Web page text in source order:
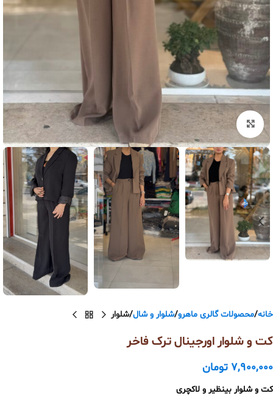
بزرگنمایی تصویر
خانه محصولات گالری ماهرو شلوار و شال شلوار
کت و شلوار اورجینال ترک فاخر
7,900,000 تومان
کت و شلوار بینظیر و لاکچری